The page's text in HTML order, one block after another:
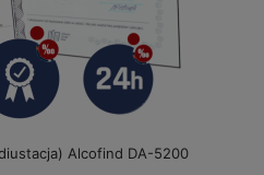
Alcofind DA-5200